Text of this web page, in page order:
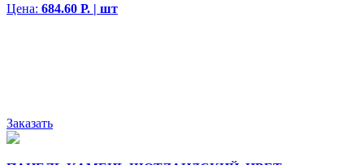
Цена: 684.60 Р. | шт
Заказать